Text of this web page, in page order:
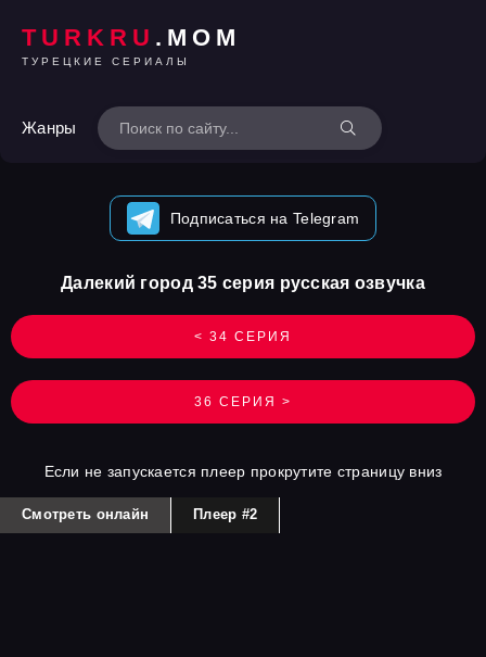
TURKRU .MOM
ТУРЕЦКИЕ СЕРИАЛЫ
Жанры
Подписаться на Telegram
< 34 СЕРИЯ
Далекий город 35 серия русская озвучка
36 СЕРИЯ >
Если не запускается плеер прокрутите страницу вниз
Смотреть онлайн Плеер #2